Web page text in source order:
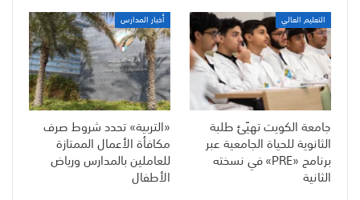
التعليم العالي
جامعة الكويت تهيّئ طلبة
الثانوية للحياة الجامعية عبر
برنامج «PRE» في نسخته
الثانية
أخبار المدارس
«التربية» تحدد شروط صرف
مكافأة الأعمال الممتازة
للعاملين بالمدارس ورياض
الأطفال